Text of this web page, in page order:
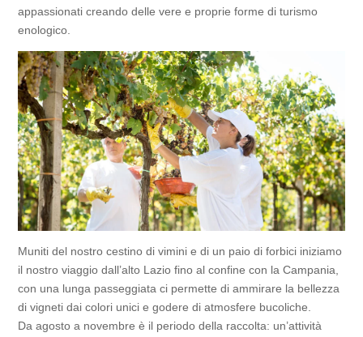
appassionati creando delle vere e proprie forme di turismo
enologico.
Muniti del nostro cestino di vimini e di un paio di forbici iniziamo
il nostro viaggio dall’alto Lazio fino al confine con la Campania,
con una lunga passeggiata ci permette di ammirare la bellezza
di vigneti dai colori unici e godere di atmosfere bucoliche.
Da agosto a novembre è il periodo della raccolta: un’attività